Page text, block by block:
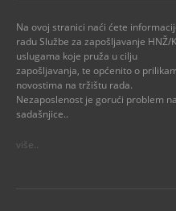
Na ovoj stranici naći ćete
radu Službe za zapošljavanje HNŽ/
uslugama koje pruža u cilju
zapošljavanja, te općenito o
novostima na tržištu rada.
Nezaposlenost je gorući problem
sadašnjice..
više..